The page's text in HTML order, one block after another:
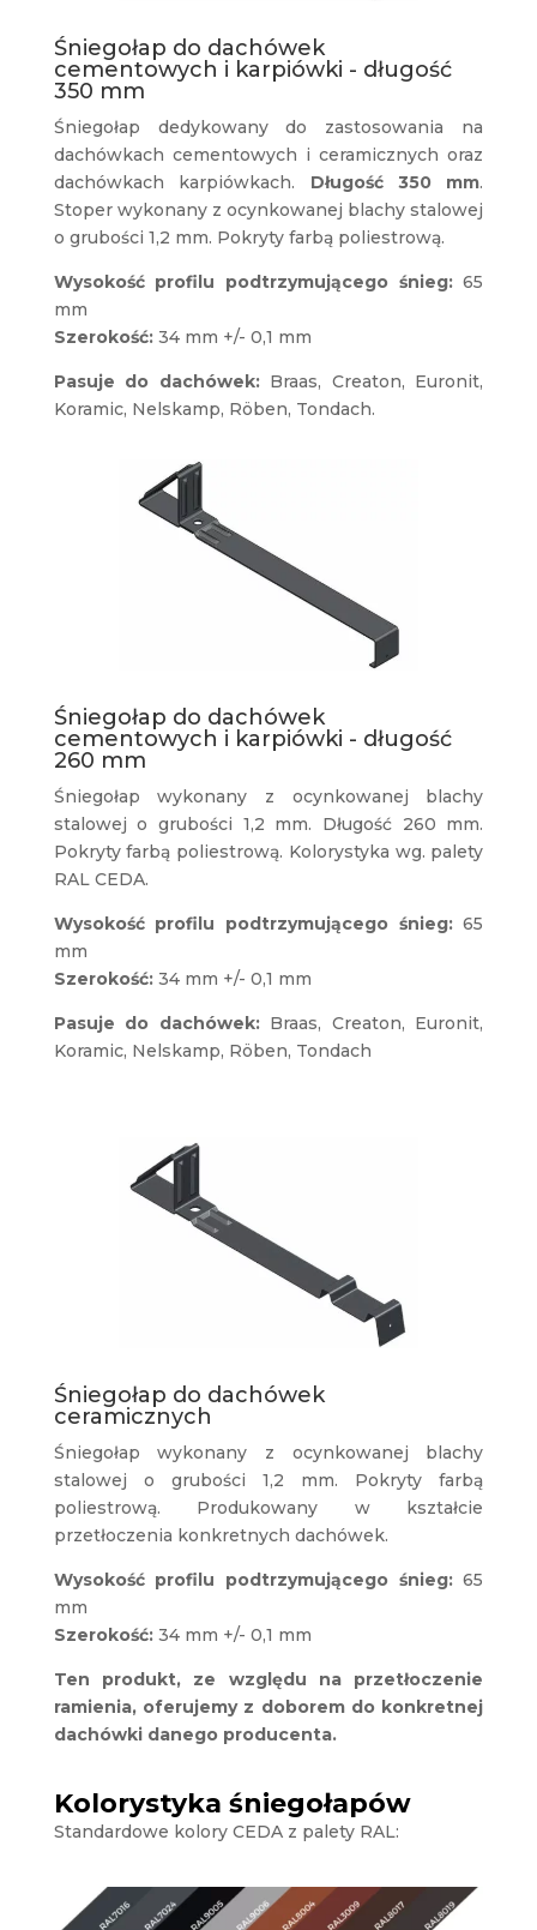
Śniegołap do dachówek
cementowych i karpiówki - długość
350 mm
Śniegołap dedykowany do zastosowania na
dachówkach cementowych i ceramicznych oraz
dachówkach karpiówkach. Długość 350 mm.
Stoper wykonany z ocynkowanej blachy stalowej
o grubości 1,2 mm. Pokryty farbą poliestrową.
Wysokość profilu podtrzymującego śnieg:65
mm
Szerokość:34 mm +/- 0,1 mm
Pasuje do dachówek:Braas, Creaton, Euronit,
Koramic, Nelskamp, Röben, Tondach.
Śniegołap do dachówek
cementowych i karpiówki - długość
260 mm
Śniegołap wykonany z ocynkowanej blachy
stalowej o grubości 1,2 mm. Długość 260 mm.
Pokryty farbą poliestrową. Kolorystyka wg. palety
RAL CEDA.
Wysokość profilu podtrzymującego śnieg:65
mm
Szerokość:34 mm +/- 0,1 mm
Pasuje do dachówek:Braas, Creaton, Euronit,
Koramic, Nelskamp, Röben, Tondach
Śniegołap do dachówek
ceramicznych
Śniegołap wykonany z ocynkowanej blachy
stalowej o grubości 1,2 mm. Pokryty farbą
poliestrową. Produkowany w kształcie
przetłoczenia konkretnych dachówek.
Wysokość profilu podtrzymującego śnieg:65
mm
Szerokość:34 mm +/- 0,1 mm
Ten produkt, ze względu na przetłoczenie
ramienia, oferujemy z doborem do konkretnej
dachówki danego producenta.
Kolorystyka śniegołapów
Standardowe kolory CEDA z palety RAL: